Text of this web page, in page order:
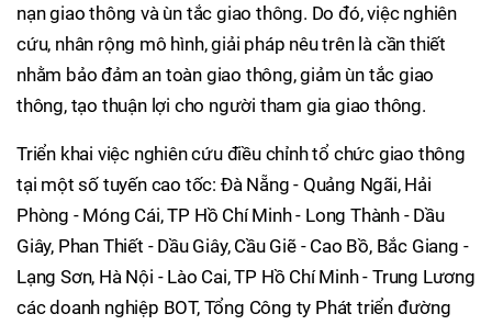
nạn giao thông và ùn tắc giao thông. Do đó, việc nghiên
cứu, nhân rộng mô hình, giải pháp nêu trên là cần thiết
nhằm bảo đảm an toàn giao thông, giảm ùn tắc giao
thông, tạo thuận lợi cho người tham gia giao thông.
Triển khai việc nghiên cứu điều chỉnh tổ chức giao thông
tại một số tuyến cao tốc: Đà Nẵng - Quảng Ngãi, Hải
Phòng - Móng Cái, TP Hồ Chí Minh - Long Thành - Dầu
Giây, Phan Thiết - Dầu Giây, Cầu Giẽ - Cao Bồ, Bắc Giang -
Lạng Sơn, Hà Nội - Lào Cai, TP Hồ Chí Minh - Trung Lương
các doanh nghiệp BOT, Tổng Công ty Phát triển đường